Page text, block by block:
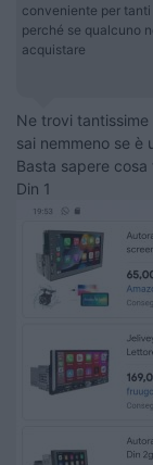
conveniente per
perché se qualcuno
acquistare
Ne trovi
sai nemmeno se è
Basta sapere
Din 1